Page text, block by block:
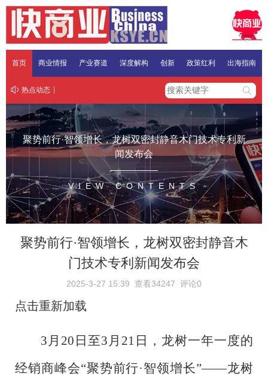
首页 商业情报 产业赛道 深度解构 创新 政策红利 出海指南
热点动态
聚势前行·智领增长，龙树双密封静音木门技术专利新
闻发布会
VIEW CONTENTS
聚势前行·智领增长，龙树双密封静音木
门技术专利新闻发布会
2025-3-27 15:39 查看34247 评论0
点击重新加载
3月20日至3月21日，龙树一年一度的
经销商峰会“聚势前行·智领增长”——龙树